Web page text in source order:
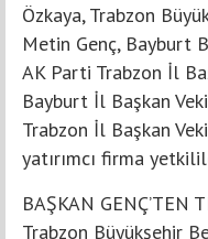
Özkaya, Trabzon
Metin Genç, Bayburt
AK Parti Trabzon İl
Bayburt İl Başkan
Trabzon İl Başkan
yatırımcı firma
BAŞKAN GENÇ’TEN
Trabzon Büyükşehir